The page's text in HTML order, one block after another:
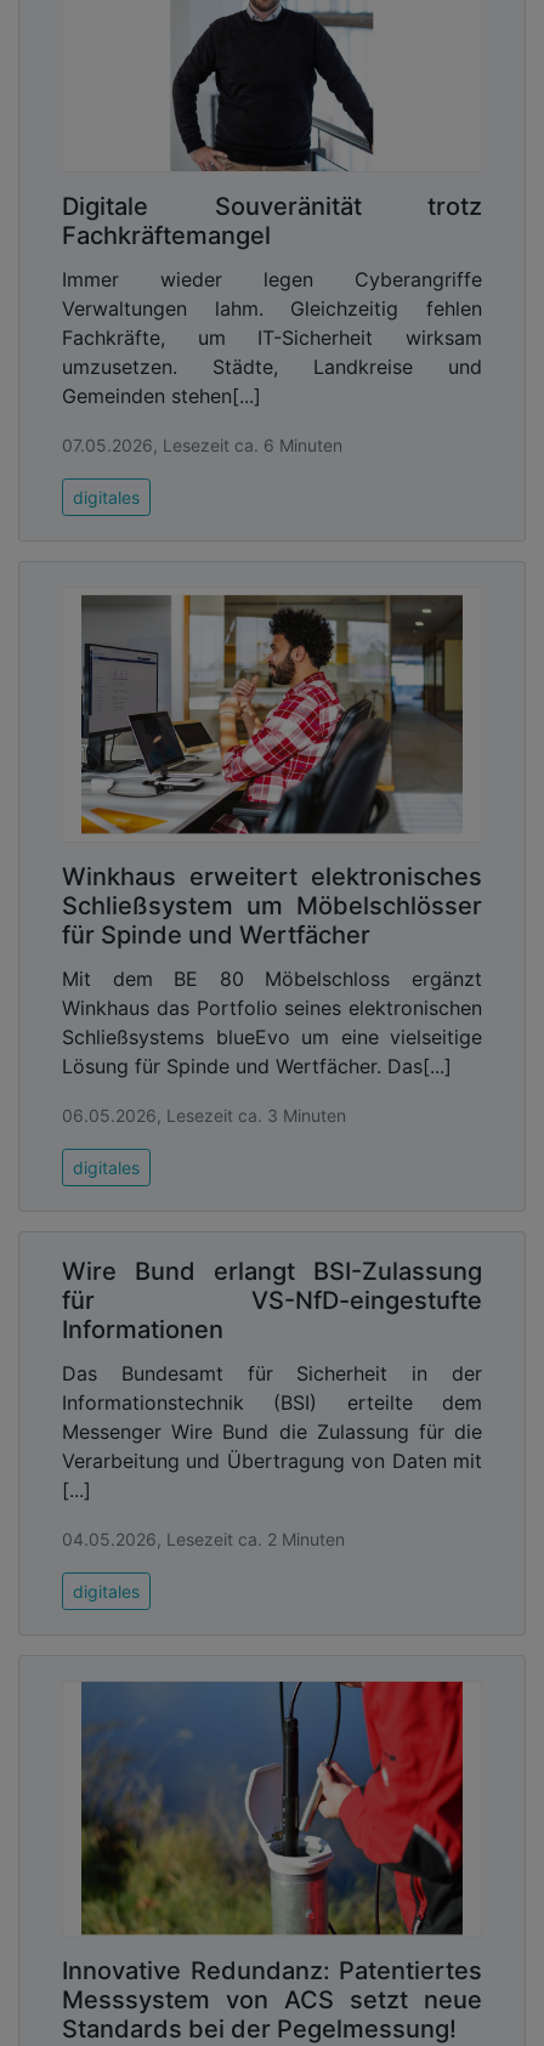
Digitale Souveränität trotz
Fachkräftemangel
Immer wieder legen Cyberangriffe
Verwaltungen lahm. Gleichzeitig fehlen
Fachkräfte, um IT-Sicherheit wirksam
umzusetzen. Städte, Landkreise und
Gemeinden stehen[...]
07.05.2026, Lesezeit ca. 6 Minuten
digitales
Winkhaus erweitert elektronisches
Schließsystem um Möbelschlösser
für Spinde und Wertfächer
Mit dem BE 80 Möbelschloss ergänzt
Winkhaus das Portfolio seines elektronischen
Schließsystems blueEvo um eine vielseitige
Lösung für Spinde und Wertfächer. Das[...]
06.05.2026, Lesezeit ca. 3 Minuten
digitales
Wire Bund erlangt BSI-Zulassung
für VS-NfD-eingestufte
Informationen
Das Bundesamt für Sicherheit in der
Informationstechnik (BSI) erteilte dem
Messenger Wire Bund die Zulassung für die
Verarbeitung und Übertragung von Daten mit
[...]
04.05.2026, Lesezeit ca. 2 Minuten
digitales
Innovative Redundanz: Patentiertes
Messsystem von ACS setzt neue
Standards bei der Pegelmessung!